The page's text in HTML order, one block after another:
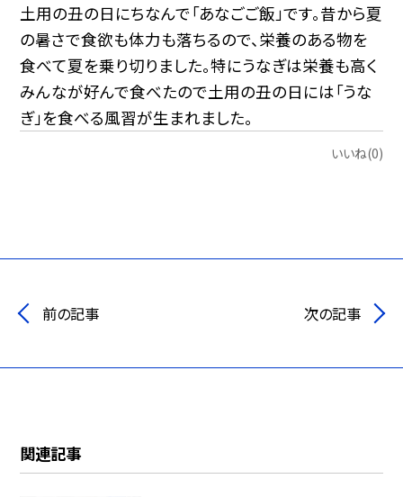
土用の丑の日にちなんで「あなごご飯」です。昔から夏
の暑さで食欲も体力も落ちるので、栄養のある物を
食べて夏を乗り切りました。特にうなぎは栄養も高く
みんなが好んで食べたので土用の丑の日には「うな
ぎ」を食べる風習が生まれました。
いいね(0)
前の記事 次の記事
関連記事